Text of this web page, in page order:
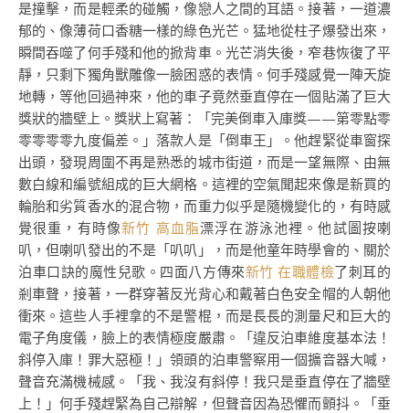
是撞擊，而是輕柔的碰觸，像戀人之間的耳語。接著，一道濃
郁的、像薄荷口香糖一樣的綠色光芒。猛地從柱子爆發出來，
瞬間吞噬了何手殘和他的掀背車。光芒消失後，窄巷恢復了平
靜，只剩下獨角獸雕像一臉困惑的表情。何手殘感覺一陣天旋
地轉，等他回過神來，他的車子竟然垂直停在一個貼滿了巨大
獎狀的牆壁上。獎狀上寫著：「完美倒車入庫獎——第零點零
零零零零九度偏差。」落款人是「倒車王」。他趕緊從車窗探
出頭，發現周圍不再是熟悉的城市街道，而是一望無際、由無
數白線和編號組成的巨大網格。這裡的空氣聞起來像是新買的
輪胎和劣質香水的混合物，而重力似乎是隨機變化的，有時感
覺很重，有時像新竹 高血脂漂浮在游泳池裡。他試圖按喇
叭，但喇叭發出的不是「叭叭」，而是他童年時學會的、關於
泊車口訣的魔性兒歌。四面八方傳來新竹 在職體檢了刺耳的
剎車聲，接著，一群穿著反光背心和戴著白色安全帽的人朝他
衝來。這些人手裡拿的不是警棍，而是長長的測量尺和巨大的
電子角度儀，臉上的表情極度嚴肅。「違反泊車維度基本法！
斜停入庫！罪大惡極！」領頭的泊車警察用一個擴音器大喊，
聲音充滿機械感。「我、我沒有斜停！我只是垂直停在了牆壁
上！」何手殘趕緊為自己辯解，但聲音因為恐懼而顫抖。「垂